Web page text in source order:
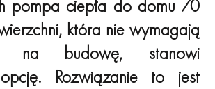
pompa ciepła do domu 70
która nie wymagają
na budowę, stanowi
Rozwiązanie to jest